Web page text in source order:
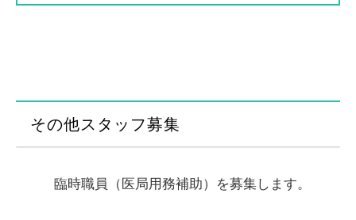
その他スタッフ募集
臨時職員（医局用務補助）を募集します。